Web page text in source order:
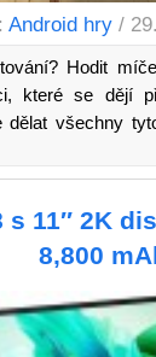
Android hry /
Hodit
které se dějí
dělat všechny
s 11″ 2K
8,800